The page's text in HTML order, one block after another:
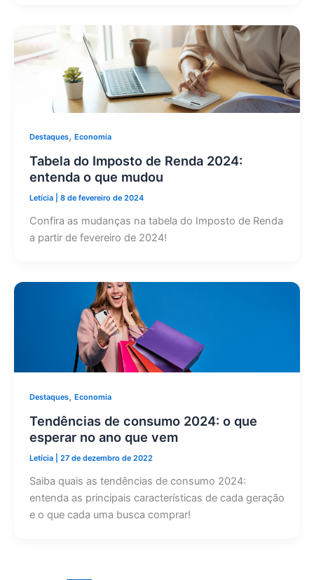
Destaques, Economia
Tabela do Imposto de Renda 2024:
entenda o que mudou
Letícia 8 de fevereiro de 2024
Confira as mudanças na tabela do Imposto de Renda
a partir de fevereiro de 2024!
Destaques, Economia
Tendências de consumo 2024: o que
esperar no ano que vem
Letícia 27 de dezembro de 2022
Saiba quais as tendências de consumo 2024:
entenda as principais características de cada geração
e o que cada uma busca comprar!